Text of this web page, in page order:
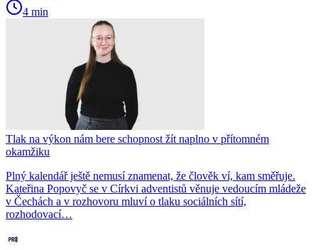
4 min
Tlak na výkon nám bere schopnost žít naplno v přítomném
okamžiku
Plný kalendář ještě nemusí znamenat, že člověk ví, kam směřuje.
Kateřina Popovyč se v Církvi adventistů věnuje vedoucím mládeže
v Čechách a v rozhovoru mluví o tlaku sociálních sítí,
rozhodovací…